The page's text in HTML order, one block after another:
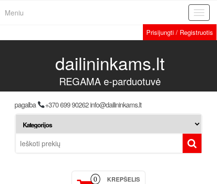
Meniu
Prisijungti / Registruotis
dailininkams.lt
REGAMA e-parduotuvė
pagalba +370 699 90262 info@dailininkams.lt
0 KREPŠELIS